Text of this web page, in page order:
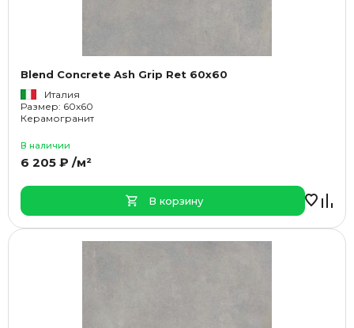
Blend Concrete Ash Grip Ret 60x60
Италия
Размер: 60x60
Керамогранит
В наличии
6 205 ₽ /м²
В корзину